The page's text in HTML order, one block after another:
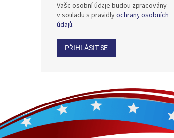
Vaše osobní údaje budou zpracovány
v souladu s pravidlyochrany osobních
údajů.
PŘIHLÁSIT SE
t
í